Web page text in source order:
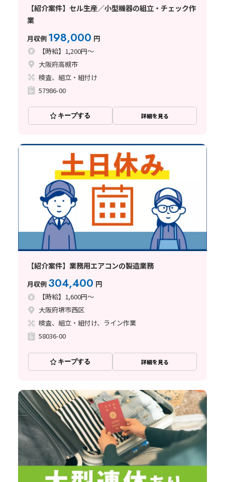
【紹介案件】セル生産／小型機器の組立・チェック作
業
月収例 198,000 円
【時給】1,200円～
大阪府高槻市
検査、組立・組付け
57986-00
キープする 詳細を見る
【紹介案件】業務用エアコンの製造業務
月収例 304,400 円
【時給】1,600円～
大阪府堺市西区
検査、組立・組付け、ライン作業
58036-00
キープする 詳細を見る